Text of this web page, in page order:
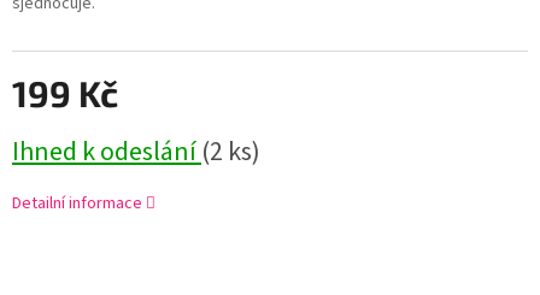
199 Kč
Ihned k odeslání(2 ks)
Detailní informace